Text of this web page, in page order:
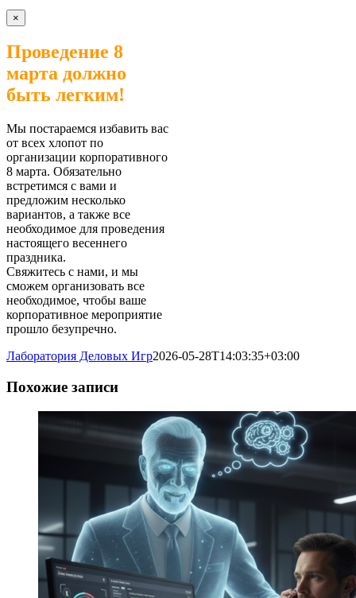
×
Проведение 8
марта должно
быть легким!
Мы постараемся избавить вас
от всех хлопот по
организации корпоративного
8 марта. Обязательно
встретимся с вами и
предложим несколько
вариантов, а также все
необходимое для проведения
настоящего весеннего
праздника.
Свяжитесь с нами, и мы
сможем организовать все
необходимое, чтобы ваше
корпоративное мероприятие
прошло безупречно.
Лаборатория Деловых Игр2026-05-28T14:03:35+03:00
Похожие записи